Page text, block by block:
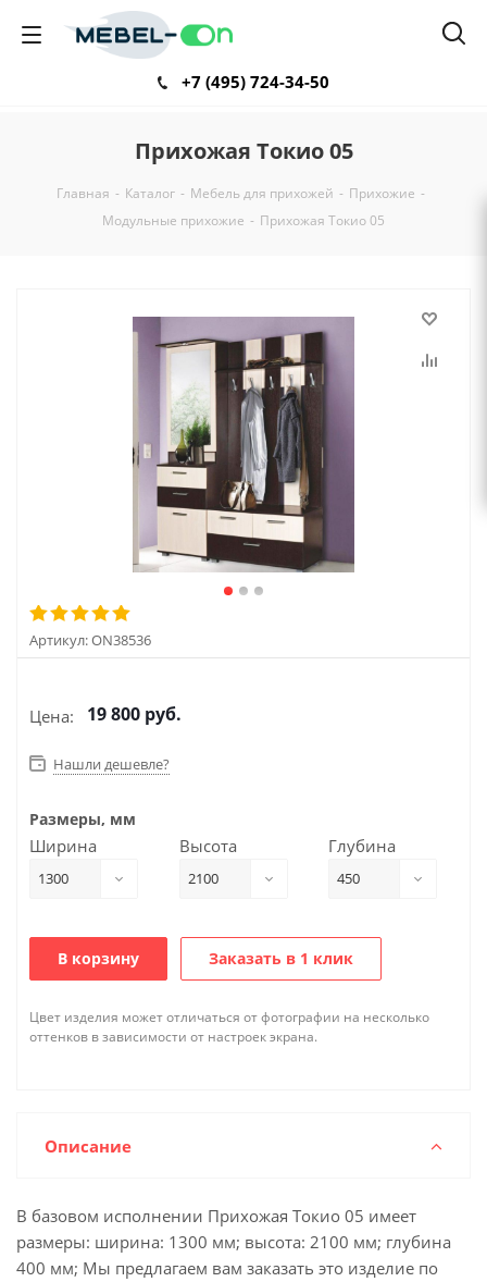
+7 (495) 724-34-50
Прихожая Токио 05
Главная - Каталог - Мебель для прихожей - Прихожие -
Модульные прихожие - Прихожая Токио 05
Артикул:ON38536
Цена: 19 800 руб.
Нашли дешевле?
Размеры, мм
Ширина
1300
Высота
2100
Глубина
450
В корзину Заказать в 1 клик
Цвет изделия может отличаться от фотографии на несколько
оттенков в зависимости от настроек экрана.
Описание
В базовом исполнении Прихожая Токио 05 имеет
размеры: ширина: 1300 мм; высота: 2100 мм; глубина
400 мм; Мы предлагаем вам заказать это изделие по